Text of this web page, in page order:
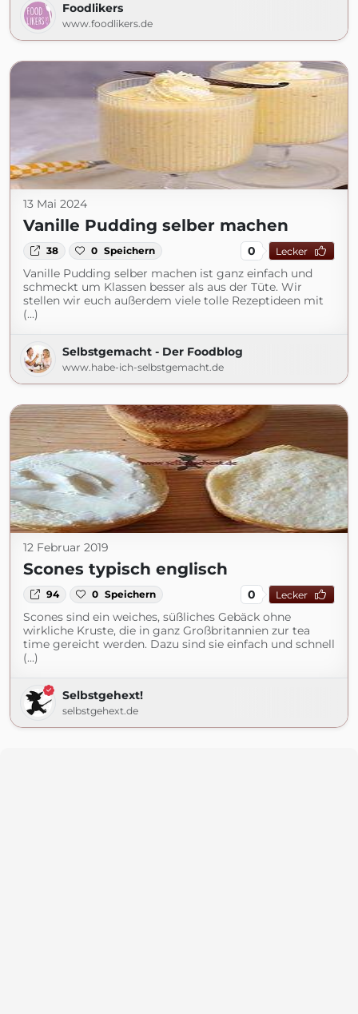
Foodlikers
www.foodlikers.de
13 Mai 2024
Vanille Pudding selber machen
38 0 Speichern 0 Lecker
Vanille Pudding selber machen ist ganz einfach und
schmeckt um Klassen besser als aus der Tüte. Wir
stellen wir euch außerdem viele tolle Rezeptideen mit
(...)
Selbstgemacht - Der Foodblog
www.habe-ich-selbstgemacht.de
12 Februar 2019
Scones typisch englisch
94 0 Speichern 0 Lecker
Scones sind ein weiches, süßliches Gebäck ohne
wirkliche Kruste, die in ganz Großbritannien zur tea
time gereicht werden. Dazu sind sie einfach und schnell
(...)
Selbstgehext!
selbstgehext.de